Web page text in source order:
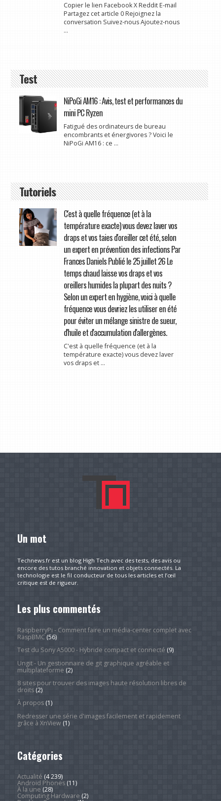
Copier le lien Facebook X Reddit E-mail
Partagez cet article 0 Rejoignez la
conversation Suivez-nous Ajoutez-nous
...
Test
NiPoGi AM16 : Avis, test et performances du
mini PC Ryzen
Fatigué des ordinateurs de bureau
encombrants et énergivores ? Voici le
NiPoGi AM16 : ce ...
Tutoriels
C'est à quelle fréquence (et à la
température exacte) vous devez laver vos
draps et vos taies d'oreiller cet été, selon
un expert en prévention des infections Par
Frances Daniels Publié le 25 juillet 26 Le
temps chaud laisse vos draps et vos
oreillers humides la plupart des nuits ?
Selon un expert en hygiène, voici à quelle
fréquence vous devriez les utiliser en été
pour éviter un mélange sinistre de sueur,
d'huile et d'accumulation d'allergènes.
C'est à quelle fréquence (et à la
température exacte) vous devez laver
vos draps et ...
Un mot
Technews.fr est un blog High Tech avec des tests, des avis ou
encore des tutos branché innovation et objets connectés. La
technologie est le fil conducteur de tous les articles et l’œil
critique est de rigueur.
Les plus commentés
RaspberryPi - Comment faire un média-center complet avec
RaspBMC(56)
Test du Sony A5000 - Hybride compact et connecté (9)
Ungit - Un gestionnaire de git graphique agréable et
multiplateforme (2)
8 sites pour trouver des images haute résolution libres de
droits(2)
À propos(1)
Redresser une série d'images facilement et rapidement
grâce à XnView(1)
Catégories
Actualité (4 239)
Android Phones(11)
À la une (28)
Computing Hardware (2)